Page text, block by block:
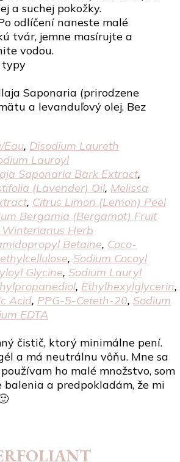
a suchej pokožky.
odlíčení naneste malé
tvár, jemne masírujte a
vodou.
typy
Saponaria (prirodzene
a levanduľový olej. Bez
​Eau, Disodium Laureth
Lauroyl
Saponaria Bark Extract,
(Lavender) Oil, Melissa
, Citrus Limon (Lemon) Peel
Bergamia (Bergamot) Fruit
Herb
Betaine, Coco-
, Sodium Cocoyl
Glycine, Sodium Lauryl
, Ethylhexylglycerin,
Acid, PPG-5-Ceteth-20, Sodium
EDTA
čistič, ktorý minimálne pení.
a má neutrálnu vôňu. Mne sa
ho malé množstvo, som
a predpokladám, že mi